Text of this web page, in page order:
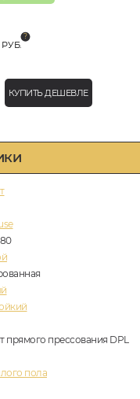
прямого прессования DPL
пола
РУБ.
КУПИТЬ ДЕШЕВЛЕ